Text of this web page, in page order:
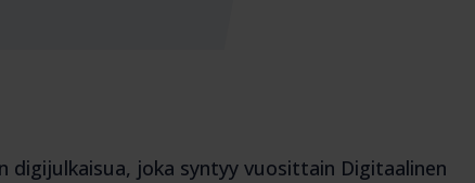
digijulkaisua, joka syntyy vuosittain Digitaalinen